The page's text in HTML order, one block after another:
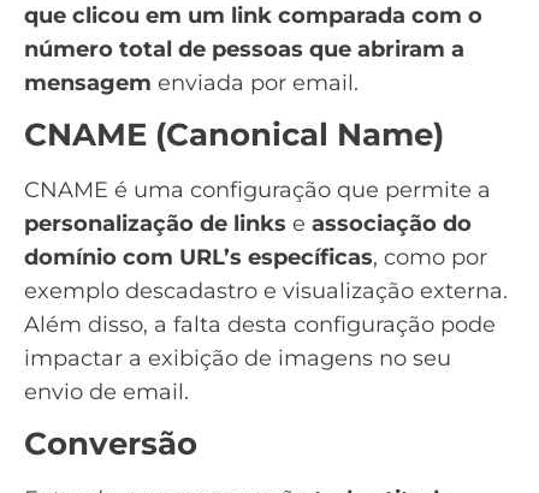
que clicou em um link comparada com o
número total de pessoas que abriram a
mensagem enviada por email.
CNAME (Canonical Name)
CNAME é uma configuração que permite a
personalização de links e associação do
domínio com URL’s específicas, como por
exemplo descadastro e visualização externa.
Além disso, a falta desta configuração pode
impactar a exibição de imagens no seu
envio de email.
Conversão